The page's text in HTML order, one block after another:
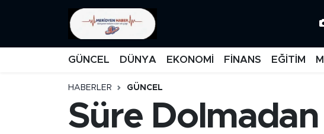
GÜNCEL DÜNYA EKONOMİ FİNANS EĞİTİM
HABERLER GÜNCEL
Süre
MANŞET
İstanbul Namaz Vakitleri